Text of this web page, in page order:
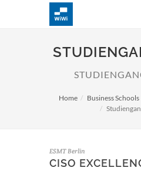
Home Business Schools
ESMT Berlin
CISO